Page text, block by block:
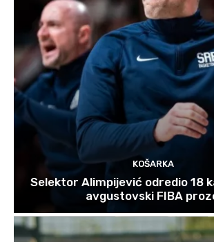
KOŠARKA
Selektor Alimpijević odredio 18
avgustovski FIBA